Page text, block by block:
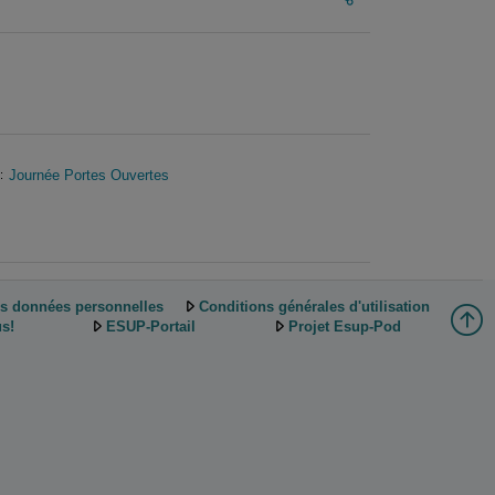
Journée Portes Ouvertes
données personnelles
Conditions générales d'utilisation
ESUP-Portail Projet Esup-Pod